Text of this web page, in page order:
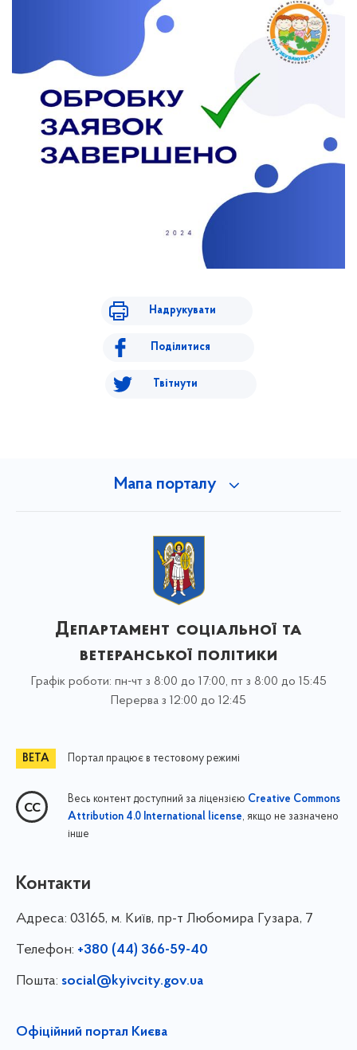
Надрукувати
Поділитися
Твітнути
Мапа порталу
Департамент соціальної та
ветеранської політики
Графік роботи: пн-чт з 8:00 до 17:00, пт з 8:00 до 15:45
Перерва з 12:00 до 12:45
Портал працює в тестовому режимі
Весь контент доступний за ліцензією Creative Commons
Attribution 4.0 International license, якщо не зазначено
інше
Контакти
Адреса: 03165, м. Київ, пр-т Любомира Гузара, 7
Телефон: +380 (44) 366-59-40
Пошта: social@kyivcity.gov.ua
Офіційний портал Києва